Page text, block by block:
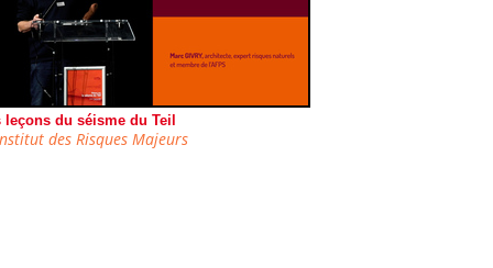
leçons du séisme du Teil
des Risques Majeurs